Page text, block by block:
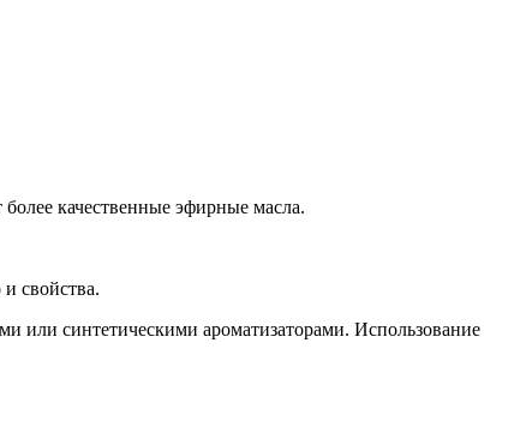
качественные эфирные масла.
свойства.
или синтетическими ароматизаторами. Использование